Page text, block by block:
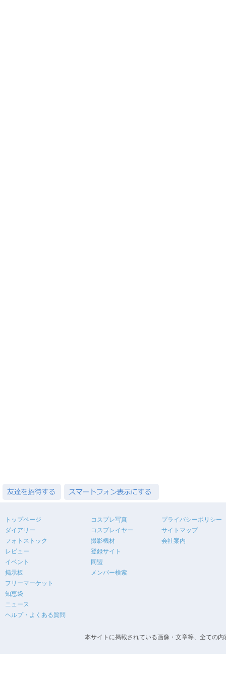
トップページ
ダイアリー
フォトストック
レビュー
イベント
掲示板
フリーマーケット
知恵袋
ニュース
ヘルプ・よくある質問
コスプレ写真
コスプレイヤー
撮影機材
登録サイト
同盟
メンバー検索
プライバシーポリシー
サイトマップ
会社案内
本サイトに掲載されている画像・文章等、全ての